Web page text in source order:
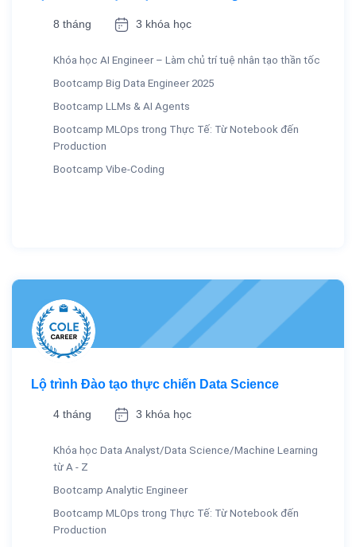
8 tháng 3 khóa học
Khóa học AI Engineer – Làm chủ trí tuệ nhân tạo thần tốc
Bootcamp Big Data Engineer 2025
Bootcamp LLMs & AI Agents
Bootcamp MLOps trong Thực Tế: Từ Notebook đến
Production
Bootcamp Vibe-Coding
Lộ trình Đào tạo thực chiến Data Science
4 tháng 3 khóa học
Khóa học Data Analyst/Data Science/Machine Learning
từ A - Z
Bootcamp Analytic Engineer
Bootcamp MLOps trong Thực Tế: Từ Notebook đến
Production